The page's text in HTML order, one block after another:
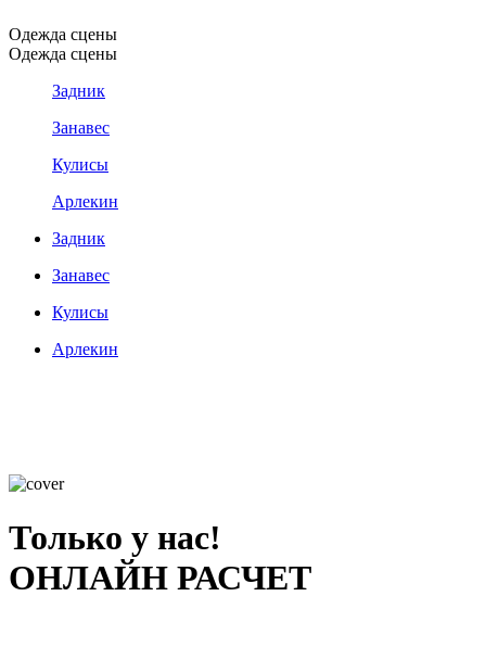
Одежда сцены
Одежда сцены
Задник
Занавес
Кулисы
Арлекин
Задник
Занавес
Кулисы
Арлекин
Только у нас!
ОНЛАЙН РАСЧЕТ